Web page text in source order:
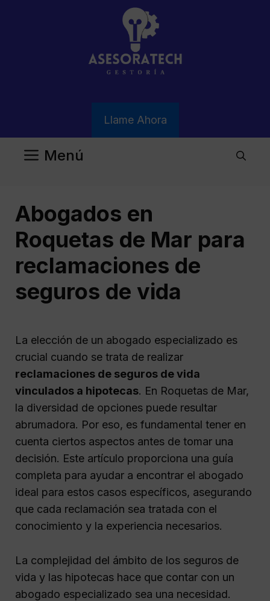
Llame Ahora
Menú
Abogados en
Roquetas de Mar para
reclamaciones de
seguros de vida
La elección de un abogado especializado es
crucial cuando se trata de realizar
reclamaciones de seguros de vida
vinculados a hipotecas. En Roquetas de Mar,
la diversidad de opciones puede resultar
abrumadora. Por eso, es fundamental tener en
cuenta ciertos aspectos antes de tomar una
decisión. Este artículo proporciona una guía
completa para ayudar a encontrar el abogado
ideal para estos casos específicos, asegurando
que cada reclamación sea tratada con el
conocimiento y la experiencia necesarios.
La complejidad del ámbito de los seguros de
vida y las hipotecas hace que contar con un
abogado especializado sea una necesidad.